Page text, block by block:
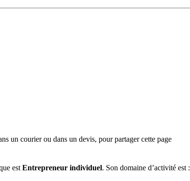
un courier ou dans un devis, pour partager cette page
est Entrepreneur individuel. Son domaine d’activité est :